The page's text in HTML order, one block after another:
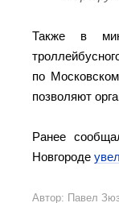
Также в
по
позволяют
Ранее
Новгороде
Автор: Павел